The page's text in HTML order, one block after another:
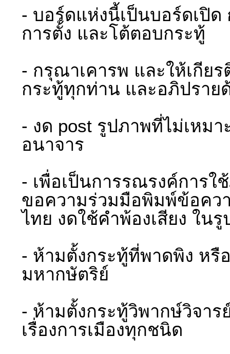
- บอร์ดแห่งนี้เป็นบอร์ดเปิ
การตั้ง และโต้ตอบกระทู้
- กรุณาเคารพ และให้เกีย
กระทู้ทุกท่าน และอภิปราย
- งด post รูปภาพที่ไม่เหม
อนาจาร
- เพื่อเป็นการรณรงค์การ
ขอความร่วมมือพิมพ์ข้อคว
ไทย งดใช้คำพ้องเสียง ใน
- ห้ามตั้งกระทู้ที่พาดพิง ห
มหากษัตริย์
- ห้ามตั้งกระทู้วิพากษ์วิจาร
เรื่องการเมืองทุกชนิด